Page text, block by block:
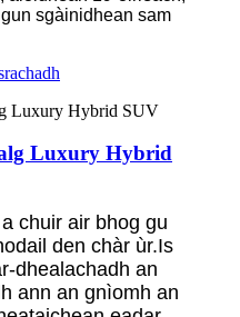
sgàinidhean sam
Luxury Hybrid
chuir air bhog gu
den chàr ùr.Is
dhealachadh an
ann an gnìomh an